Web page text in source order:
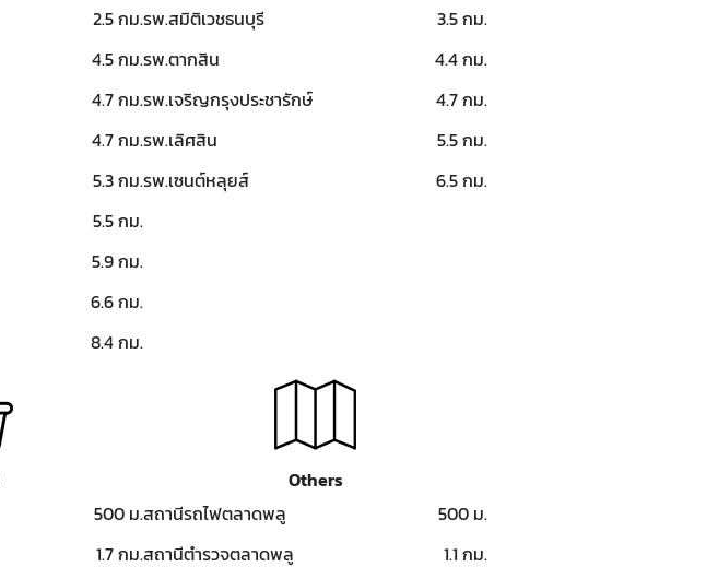
2.5 กม.
4.5 กม.
4.7 กม.
4.7 กม.
5.3 กม.
5.5 กม.
5.9 กม.
6.6 กม.
8.4 กม.
รพ.สมิติเวชธนบุรี
3.5 กม.
รพ.ตากสิน
4.4 กม.
รพ.เจริญกรุงประชารักษ์
4.7 กม.
รพ.เลิศสิน
5.5 กม.
รพ.เซนต์หลุยส์
6.5 กม.
500 ม.
1.7 กม.
Others
สถานีรถไฟตลาดพลู
500 ม.
สถานีตำรวจตลาดพลู
1.1 กม.